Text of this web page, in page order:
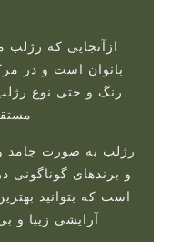
ازآنجایی که
بانوان است و در
رنگ و حتی نوع رژلب
رژلب‌ به صورت جامد
و برندهای گوناگونی
است که بتوانید
آرایشی زیبا و